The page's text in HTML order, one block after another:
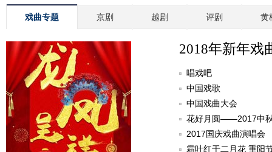
戏曲专题 京剧 越剧 评剧 黄
2018年新年戏
唱戏吧
中国戏歌
中国戏曲大会
花好月圆——2017中
2017国庆戏曲演唱会
霜叶红于二月花 重阳